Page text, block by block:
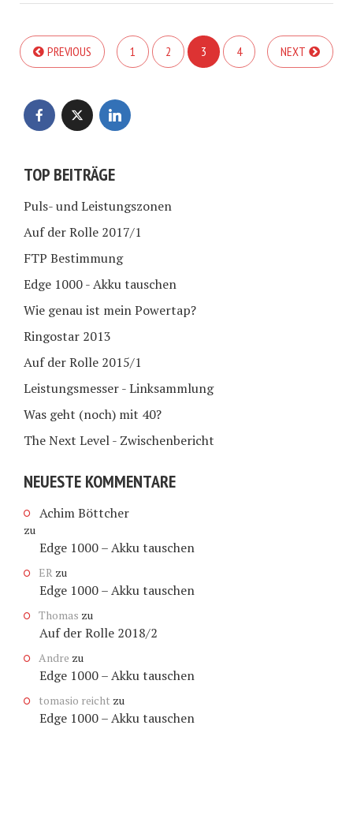
PREVIOUS 1 2 3 4 NEXT
TOP BEITRÄGE
Puls- und Leistungszonen
Auf der Rolle 2017/1
FTP Bestimmung
Edge 1000 - Akku tauschen
Wie genau ist mein Powertap?
Ringostar 2013
Auf der Rolle 2015/1
Leistungsmesser - Linksammlung
Was geht (noch) mit 40?
The Next Level - Zwischenbericht
NEUESTE KOMMENTARE
Achim Böttcher
zu
Edge 1000 – Akku tauschen
ER zu
Edge 1000 – Akku tauschen
Thomas zu
Auf der Rolle 2018/2
Andre zu
Edge 1000 – Akku tauschen
tomasio reicht zu
Edge 1000 – Akku tauschen